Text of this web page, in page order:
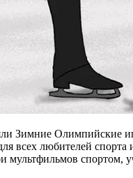
Зимние Олимпийские
всех любителей спорта
мультфильмов спортом,